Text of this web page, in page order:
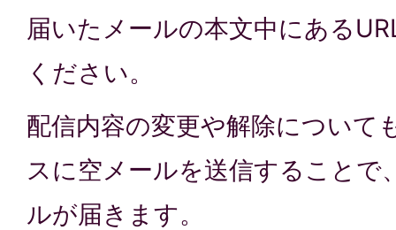
届いたメールの本文中にある
ください。
配信内容の変更や解除について
スに空メールを送信することで
ルが届きます。